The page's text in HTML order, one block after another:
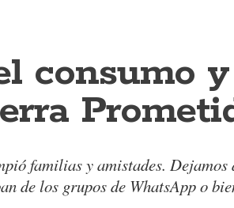
consumo
familias y amistades. Dejamos
de los grupos de WhatsApp o